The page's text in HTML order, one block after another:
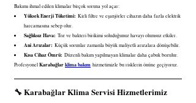
Bakımı ihmal edilen klimalar birçok soruna yol açar:
Yüksek Enerji Tüketimi: Kirli filtre ve eşanjörler cihazın daha fazla elektrik
harcamasına sebep olur.
Sağlıksız Hava: Toz ve bakteri birikimi soluduğunuz havayı olumsuz etkiler.
Ani Arızalar: Küçük sorunlar zamanla büyük maliyetli arızalara dönüşebilir.
Kısa Cihaz Ömrü: Düzenli bakım yapılmayan klimalar daha çabuk bozulur.
Profesyonel Karabağlar klima bakım hizmetimizle bu risklerin önüne geçiyoruz.
🔧 Karabağlar Klima Servisi Hizmetlerimiz